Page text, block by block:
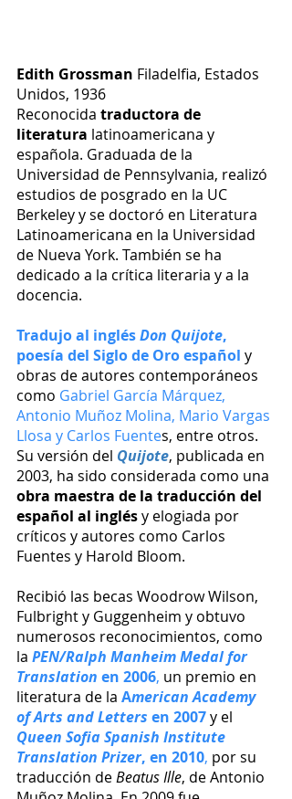
Edith Grossman Filadelfia, Estados
Unidos, 1936
Reconocida traductora de
literatura latinoamericana y
española. Graduada de la
Universidad de Pennsylvania, realizó
estudios de posgrado en la UC
Berkeley y se doctoró en Literatura
Latinoamericana en la Universidad
de Nueva York. También se ha
dedicado a la crítica literaria y a la
docencia.
Tradujo al inglés Don Quijote,
poesía del Siglo de Oro español y
obras de autores contemporáneos
como Gabriel García Márquez,
Antonio Muñoz Molina, Mario Vargas
Llosa y Carlos Fuentes, entre otros.
Su versión del Quijote, publicada en
2003, ha sido considerada como una
obra maestra de la traducción del
español al inglés y elogiada por
críticos y autores como Carlos
Fuentes y Harold Bloom.
Recibió las becas Woodrow Wilson,
Fulbright y Guggenheim y obtuvo
numerosos reconocimientos, como
la PEN/Ralph Manheim Medal for
Translation en 2006, un premio en
literatura de la American Academy
of Arts and Letters en 2007 y el
Queen Sofia Spanish Institute
Translation Prizer, en 2010, por su
traducción de Beatus Ille, de Antonio